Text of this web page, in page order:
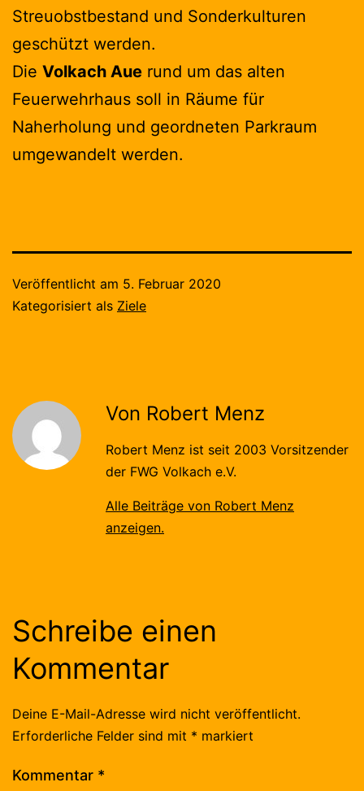
Streuobstbestand und Sonderkulturen
geschützt werden.
Die Volkach Aue rund um das alten
Feuerwehrhaus soll in Räume für
Naherholung und geordneten Parkraum
umgewandelt werden.
Veröffentlicht am 5. Februar 2020
Kategorisiert als Ziele
Von Robert Menz
Robert Menz ist seit 2003 Vorsitzender
der FWG Volkach e.V.
Alle Beiträge von Robert Menz
anzeigen.
Schreibe einen
Kommentar
Deine E-Mail-Adresse wird nicht veröffentlicht.
Erforderliche Felder sind mit * markiert
Kommentar *